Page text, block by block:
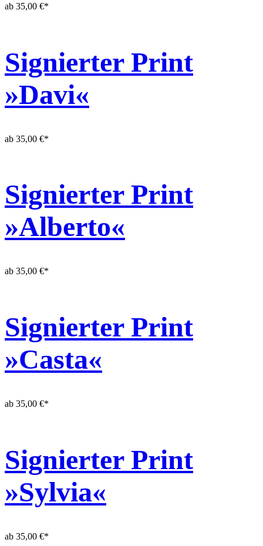
ab 35,00 €*
Signierter Print
»Davi«
ab 35,00 €*
Signierter Print
»Alberto«
ab 35,00 €*
Signierter Print
»Casta«
ab 35,00 €*
Signierter Print
»Sylvia«
ab 35,00 €*